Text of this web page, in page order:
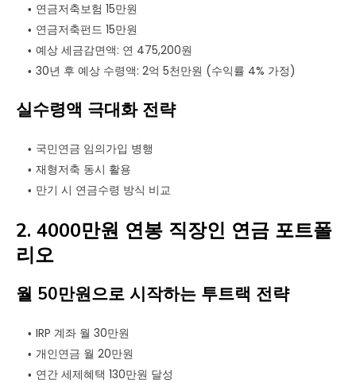
연금저축보험 15만원
연금저축펀드 15만원
예상 세금감면액: 연 475,200원
30년 후 예상 수령액: 2억 5천만원 (수익률 4% 가정)
실수령액 극대화 전략
국민연금 임의가입 병행
재형저축 동시 활용
만기 시 연금수령 방식 비교
2. 4000만원 연봉 직장인 연금 포트폴
리오
월 50만원으로 시작하는 투트랙 전략
IRP 계좌 월 30만원
개인연금 월 20만원
연간 세제혜택 130만원 달성